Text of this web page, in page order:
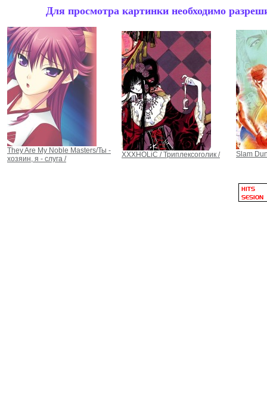
Для просмотра картинки необходимо
They Are My Noble Masters/Ты -
хозяин, я - слуга /
XXXHOLiC / Триплексоголик / Slam